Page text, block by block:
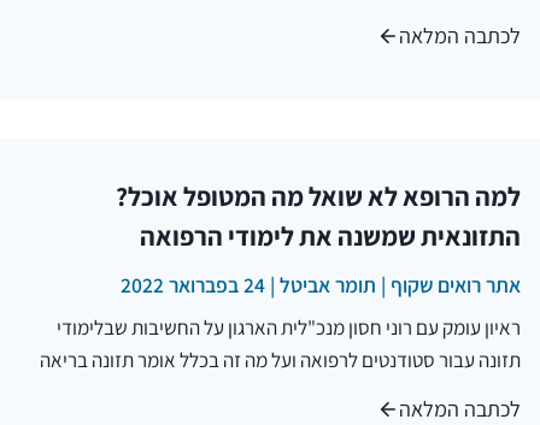
לכתבה המלאה
למה הרופא לא שואל מה המטופל אוכל?
התזונאית שמשנה את לימודי הרפואה
אתר רואים שקוף | תומר אביטל | 24 בפברואר 2022
ראיון עומק עם רוני חסון מנכ"לית הארגון על החשיבות שבלימודי
תזונה עבור סטודנטים לרפואה ועל מה זה בכלל אומר תזונה בריאה
לכתבה המלאה